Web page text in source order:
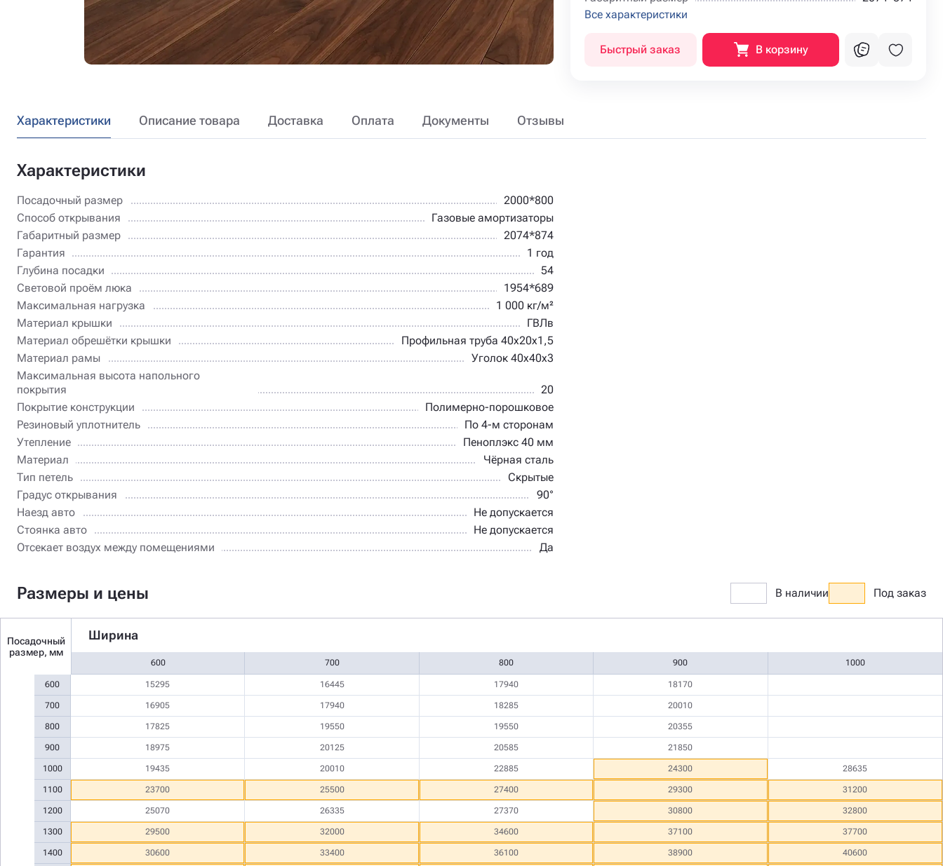
Все характеристики
Быстрый заказ В корзину
Характеристики Описание товара Доставка Оплата Документы Отзывы
Характеристики
Посадочный размер
2000*800
Способ открывания
Газовые амортизаторы
Габаритный размер
2074*874
Гарантия
1 год
Глубина посадки
54
Световой проём люка
1954*689
Максимальная нагрузка
1 000 кг/м²
Материал крышки
ГВЛв
Материал обрешётки крышки
Профильная труба 40х20х1,5
Материал рамы
Уголок 40х40х3
Максимальная высота напольного
покрытия
20
Покрытие конструкции
Полимерно-порошковое
Резиновый уплотнитель
По 4-м сторонам
Утепление
Пеноплэкс 40 мм
Материал
Чёрная сталь
Тип петель
Скрытые
Градус открывания
90°
Наезд авто
Не допускается
Стоянка авто
Не допускается
Отсекает воздух между помещениями
Да
Размеры и цены В наличии Под заказ
Посадочный
размер, мм
Ширина
600 700 800 900 1000
600
700
800
900
1000
1100
1200
1300
1400
15295 16445 17940 18170
16905 17940 18285 20010
17825 19550 19550 20355
18975 20125 20585 21850
19435 20010 22885 24300 28635
23700 25500 27400 29300 31200
25070 26335 27370 30800 32800
29500 32000 34600 37100 37700
30600 33400 36100 38900 40600